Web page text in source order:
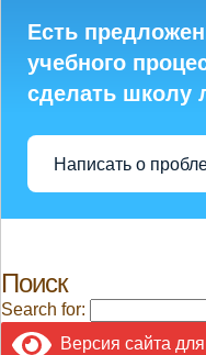
Есть
учебного
сделать школу
Написать о
Поиск
Search for:
Версия сайта